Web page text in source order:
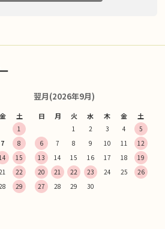
金 土
1
7
8
15
22
29
翌月(2026年9月)
日 月 火 水 木 金 土
1 2 3 4
5
6
7 8 9 10 11
12
13
14 15 16 17 18
19
20
21 22 23 24 25
26
27
28 29 30